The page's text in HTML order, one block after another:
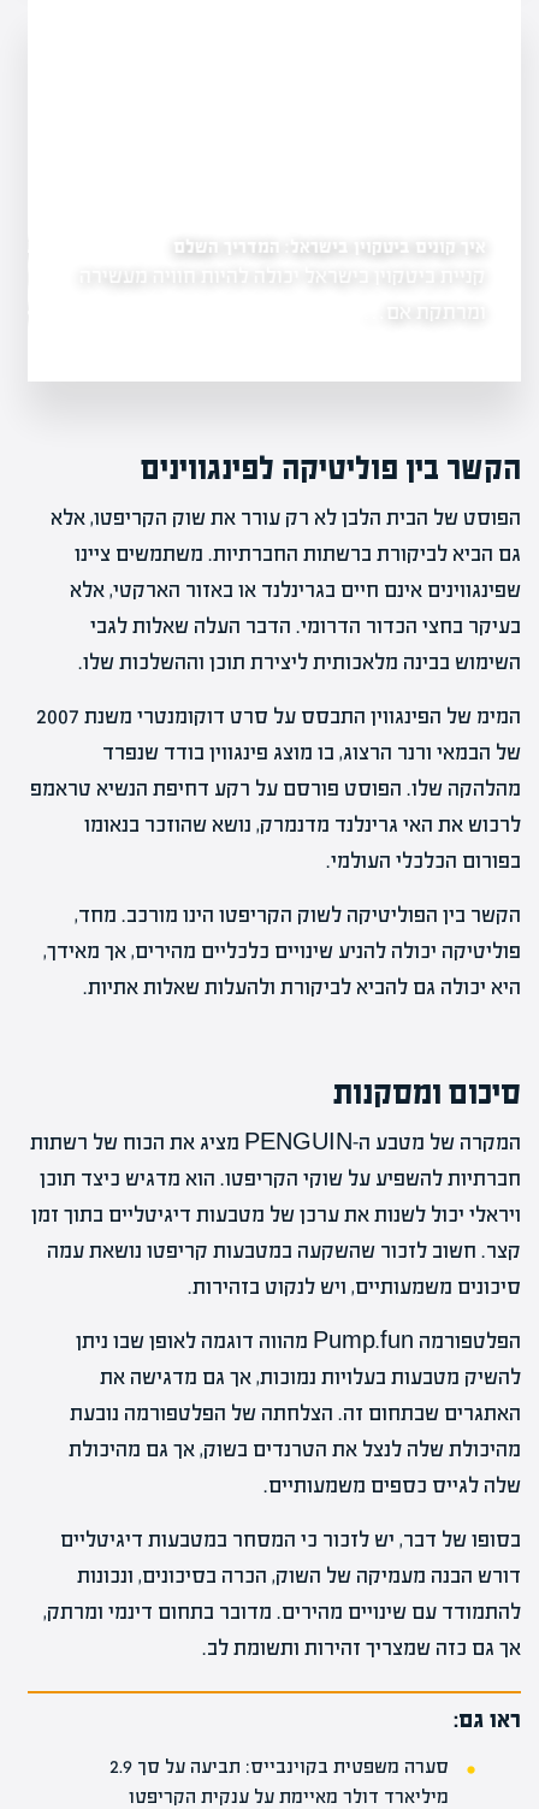
כמה עולה לכרות ביטקוין: האם זה עדיין משתלם?
כריית ביטקוין היא תהליך יקר ומורכב, שמשתנה
תכופות בהתאם…
הקשר בין פוליטיקה לפינגווינים
הפוסט של הבית הלבן לא רק עורר את שוק הקריפטו, אלא
גם הביא לביקורת ברשתות החברתיות. משתמשים ציינו
שפינגווינים אינם חיים בגרינלנד או באזור הארקטי, אלא
בעיקר בחצי הכדור הדרומי. הדבר העלה שאלות לגבי
השימוש בבינה מלאכותית ליצירת תוכן וההשלכות שלו.
המימ של הפינגווין התבסס על סרט דוקומנטרי משנת 2007
של הבמאי ורנר הרצוג, בו מוצג פינגווין בודד שנפרד
מהלהקה שלו. הפוסט פורסם על רקע דחיפת הנשיא טראמפ
לרכוש את האי גרינלנד מדנמרק, נושא שהוזכר בנאומו
בפורום הכלכלי העולמי.
הקשר בין הפוליטיקה לשוק הקריפטו הינו מורכב. מחד,
פוליטיקה יכולה להניע שינויים כלכליים מהירים, אך מאידך,
היא יכולה גם להביא לביקורת ולהעלות שאלות אתיות.
סיכום ומסקנות
המקרה של מטבע ה-PENGUIN מציג את הכוח של רשתות
חברתיות להשפיע על שוקי הקריפטו. הוא מדגיש כיצד תוכן
ויראלי יכול לשנות את ערכן של מטבעות דיגיטליים בתוך זמן
קצר. חשוב לזכור שהשקעה במטבעות קריפטו נושאת עמה
סיכונים משמעותיים, ויש לנקוט בזהירות.
הפלטפורמה Pump.fun מהווה דוגמה לאופן שבו ניתן
להשיק מטבעות בעלויות נמוכות, אך גם מדגישה את
האתגרים שבתחום זה. הצלחתה של הפלטפורמה נובעת
מהיכולת שלה לנצל את הטרנדים בשוק, אך גם מהיכולת
שלה לגייס כספים משמעותיים.
בסופו של דבר, יש לזכור כי המסחר במטבעות דיגיטליים
דורש הבנה מעמיקה של השוק, הכרה בסיכונים, ונכונות
להתמודד עם שינויים מהירים. מדובר בתחום דינמי ומרתק,
אך גם כזה שמצריך זהירות ותשומת לב.
ראו גם:
סערה משפטית בקוינבייס: תביעה על סך 2.9
מיליארד דולר מאיימת על ענקית הקריפטו